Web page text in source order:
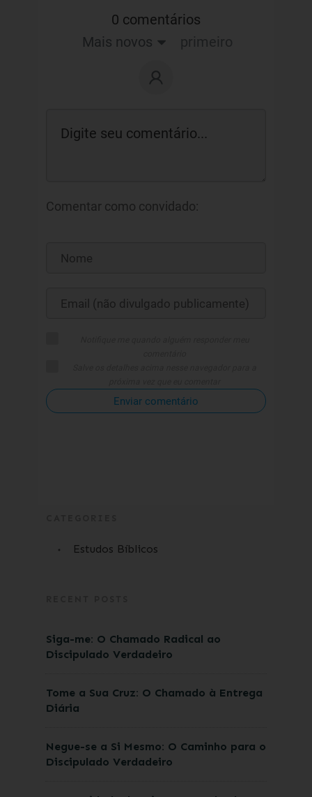
0 comentários
Mais novos
primeiro
Comentar como convidado:
Enviar comentário
Estudos Bíblicos
Siga-me: O Chamado Radical ao
Discipulado Verdadeiro
Tome a Sua Cruz: O Chamado à Entrega
Diária
Negue-se a Si Mesmo: O Caminho para o
Discipulado Verdadeiro